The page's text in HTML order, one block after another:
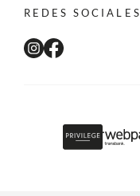
REDES SOCIALES